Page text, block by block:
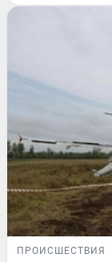
ПРОИСШЕСТВИЯ